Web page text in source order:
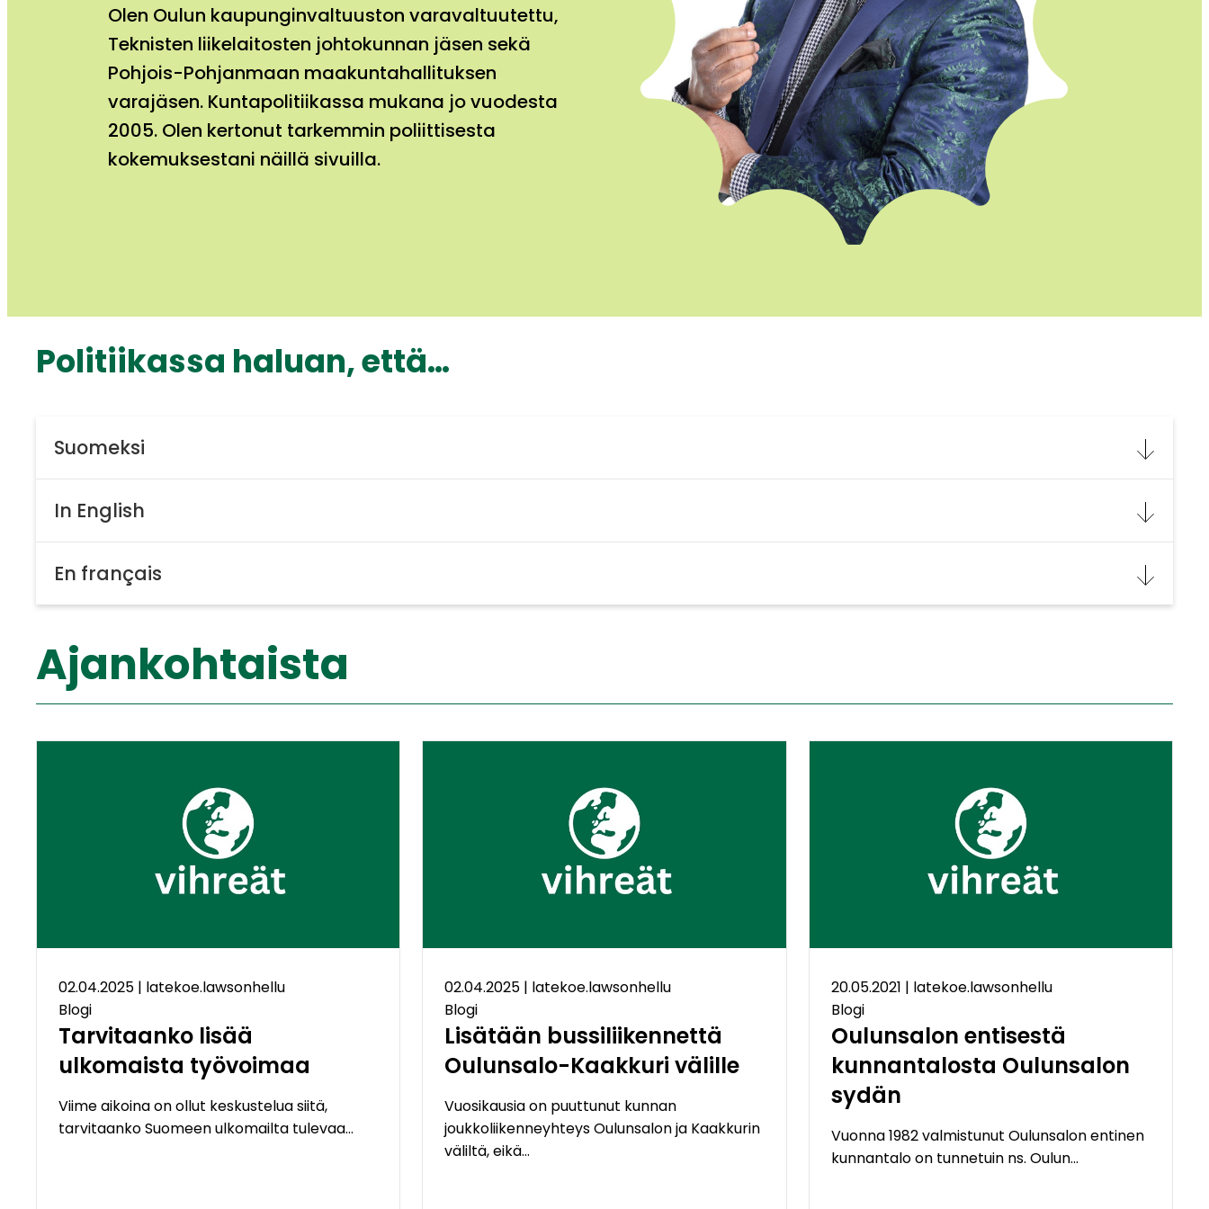
Olen Oulun kaupunginvaltuuston varavaltuutettu,
Teknisten liikelaitosten johtokunnan jäsen sekä
Pohjois-Pohjanmaan maakuntahallituksen
varajäsen. Kuntapolitiikassa mukana jo vuodesta
2005. Olen kertonut tarkemmin poliittisesta
kokemuksestani näillä sivuilla.
Politiikassa haluan, että…
Suomeksi
In English
En français
Ajankohtaista
02.04.2025 | latekoe.lawsonhellu
Blogi
Tarvitaanko lisää
ulkomaista työvoimaa
Viime aikoina on ollut keskustelua siitä,
tarvitaanko Suomeen ulkomailta tulevaa…
02.04.2025 | latekoe.lawsonhellu
Blogi
Lisätään bussiliikennettä
Oulunsalo-Kaakkuri välille
Vuosikausia on puuttunut kunnan
joukkoliikenneyhteys Oulunsalon ja Kaakkurin
väliltä, eikä…
20.05.2021 | latekoe.lawsonhellu
Blogi
Oulunsalon entisestä
kunnantalosta Oulunsalon
sydän
Vuonna 1982 valmistunut Oulunsalon entinen
kunnantalo on tunnetuin ns. Oulun…